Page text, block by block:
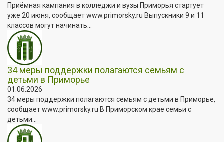
Приёмная кампания в колледжи и вузы Приморья стартует
уже 20 июня, сообщает www.primorsky.ru Выпускники 9 и 11
классов могут начинать...
34 меры поддержки полагаются семьям с
детьми в Приморье
01.06.2026
34 меры поддержки полагаются семьям с детьми в Приморье,
сообщает www.primorsky.ru В Приморском крае семьи с
детьми...